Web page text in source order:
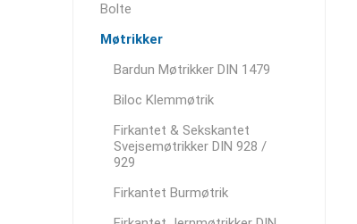
Bolte
Møtrikker
Bardun Møtrikker DIN 1479
Biloc Klemmøtrik
Firkantet & Sekskantet
Svejsemøtrikker DIN 928 /
929
Firkantet Burmøtrik